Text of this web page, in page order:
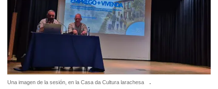
Una imagen de la sesión, en la Casa da Cultura larachesa .